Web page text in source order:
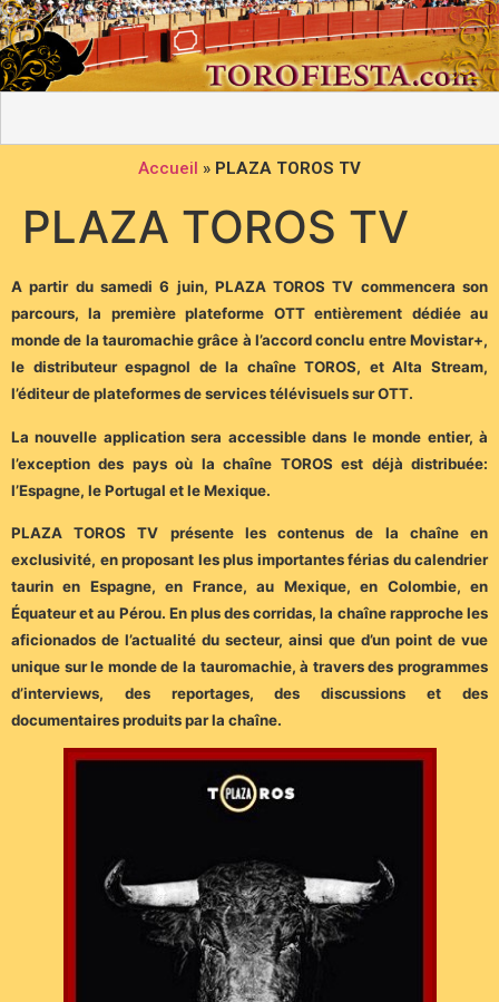
Accueil » PLAZA TOROS TV
PLAZA TOROS TV
A partir du samedi 6 juin, PLAZA TOROS TV commencera son
parcours, la première plateforme OTT entièrement dédiée au
monde de la tauromachie grâce à l’accord conclu entre Movistar+,
le distributeur espagnol de la chaîne TOROS, et Alta Stream,
l’éditeur de plateformes de services télévisuels sur OTT.
La nouvelle application sera accessible dans le monde entier, à
l’exception des pays où la chaîne TOROS est déjà distribuée:
l’Espagne, le Portugal et le Mexique.
PLAZA TOROS TV présente les contenus de la chaîne en
exclusivité, en proposant les plus importantes férias du calendrier
taurin en Espagne, en France, au Mexique, en Colombie, en
Équateur et au Pérou. En plus des corridas, la chaîne rapproche les
aficionados de l’actualité du secteur, ainsi que d’un point de vue
unique sur le monde de la tauromachie, à travers des programmes
d’interviews, des reportages, des discussions et des
documentaires produits par la chaîne.